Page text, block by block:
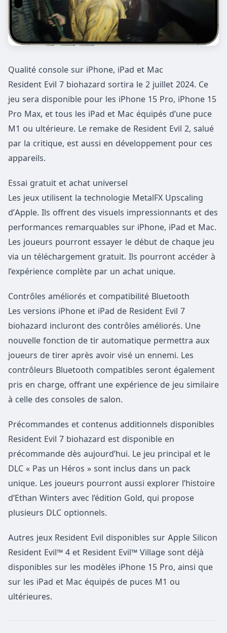
Qualité console sur iPhone, iPad et Mac
Resident Evil 7 biohazard sortira le 2 juillet 2024. Ce
jeu sera disponible pour les iPhone 15 Pro, iPhone 15
Pro Max, et tous les iPad et Mac équipés d’une puce
M1 ou ultérieure. Le remake de Resident Evil 2, salué
par la critique, est aussi en développement pour ces
appareils.
Essai gratuit et achat universel
Les jeux utilisent la technologie MetalFX Upscaling
d’Apple. Ils offrent des visuels impressionnants et des
performances remarquables sur iPhone, iPad et Mac.
Les joueurs pourront essayer le début de chaque jeu
via un téléchargement gratuit. Ils pourront accéder à
l’expérience complète par un achat unique.
Contrôles améliorés et compatibilité Bluetooth
Les versions iPhone et iPad de Resident Evil 7
biohazard incluront des contrôles améliorés. Une
nouvelle fonction de tir automatique permettra aux
joueurs de tirer après avoir visé un ennemi. Les
contrôleurs Bluetooth compatibles seront également
pris en charge, offrant une expérience de jeu similaire
à celle des consoles de salon.
Précommandes et contenus additionnels disponibles
Resident Evil 7 biohazard est disponible en
précommande dès aujourd’hui. Le jeu principal et le
DLC « Pas un Héros » sont inclus dans un pack
unique. Les joueurs pourront aussi explorer l’histoire
d’Ethan Winters avec l’édition Gold, qui propose
plusieurs DLC optionnels.
Autres jeux Resident Evil disponibles sur Apple Silicon
Resident Evil™ 4 et Resident Evil™ Village sont déjà
disponibles sur les modèles iPhone 15 Pro, ainsi que
sur les iPad et Mac équipés de puces M1 ou
ultérieures.